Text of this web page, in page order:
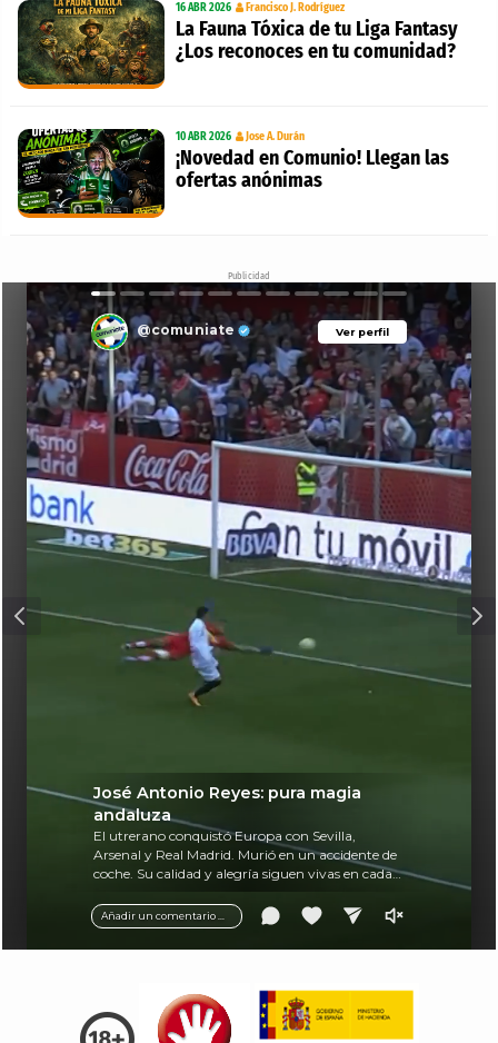
16 ABR 2026 Francisco J. Rodríguez
La Fauna Tóxica de tu Liga Fantasy
¿Los reconoces en tu comunidad?
10 ABR 2026 Jose A. Durán
¡Novedad en Comunio! Llegan las
ofertas anónimas
Publicidad
Ver perfil
@comuniate Ver perfil
Añadir un comentario ...
José Antonio Reyes: pura magia
andaluza
El utrerano conquistó Europa con Sevilla,
Arsenal y Real Madrid. Murió en un accidente de
coche. Su calidad y alegría siguen vivas en cada